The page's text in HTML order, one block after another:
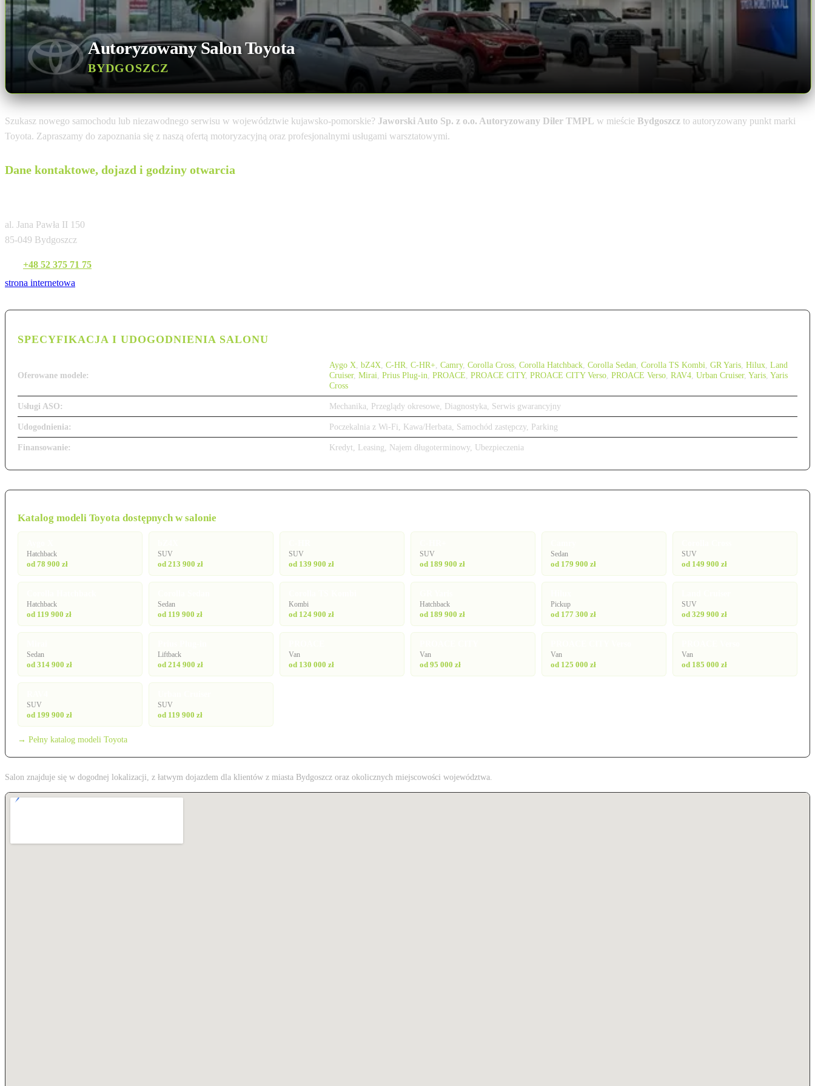
Autoryzowany Salon Toyota
BYDGOSZCZ
Szukasz nowego samochodu lub niezawodnego serwisu w województwie kujawsko-pomorskie? Jaworski Auto Sp. z o.o. Autoryzowany Diler TMPL w mieście Bydgoszcz to autoryzowany punkt marki
Toyota. Zapraszamy do zapoznania się z naszą ofertą motoryzacyjną oraz profesjonalnymi usługami warsztatowymi.
Dane kontaktowe, dojazd i godziny otwarcia
al. Jana Pawła II 150
85-049 Bydgoszcz
+48 52 375 71 75
strona internetowa
SPECYFIKACJA I UDOGODNIENIA SALONU
Oferowane modele:
Aygo X bZ4X C-HR C-HR+ Camry, Corolla Cross Corolla Hatchback Corolla Sedan Corolla TS Kombi GR Yaris Hilux Land
Cruiser, Mirai Prius Plug-in PROACE PROACE CITY, PROACE CITY Verso PROACE Verso RAV4 Urban Cruiser, Yaris Yaris
Cross
Usługi ASO: Mechanika, Przeglądy okresowe, Diagnostyka, Serwis gwarancyjny
Udogodnienia: Poczekalnia z Wi-Fi, Kawa/Herbata, Samochód zastępczy, Parking
Finansowanie: Kredyt, Leasing, Najem długoterminowy, Ubezpieczenia
Katalog modeli Toyota dostępnych w salonie
Hatchback
od 78 900 zł
SUV
od 213 900 zł
SUV
od 139 900 zł
SUV
od 189 900 zł
Sedan
od 179 900 zł
SUV
od 149 900 zł
Hatchback
od 119 900 zł
Sedan
od 119 900 zł
Kombi
od 124 900 zł
Hatchback
od 189 900 zł
Pickup
od 177 300 zł
SUV
od 329 900 zł
Sedan
od 314 900 zł
Liftback
od 214 900 zł
Van
od 130 000 zł
Van
od 95 000 zł
Van
od 125 000 zł
Van
od 185 000 zł
SUV
od 199 900 zł
SUV
od 119 900 zł
→ Pełny katalog modeli Toyota
Salon znajduje się w dogodnej lokalizacji, z łatwym dojazdem dla klientów z miasta Bydgoszcz oraz okolicznych miejscowości województwa.